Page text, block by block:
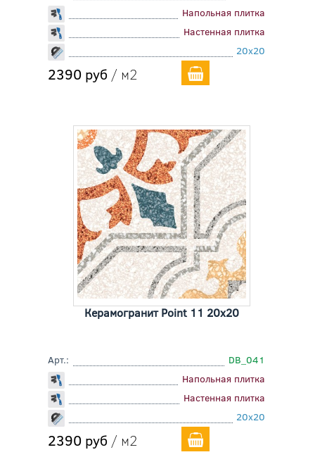
Напольная плитка
Настенная плитка
20x20
2390 руб / м2
Керамогранит Point 11 20x20
Арт.:
DB_041
Напольная плитка
Настенная плитка
20x20
2390 руб / м2